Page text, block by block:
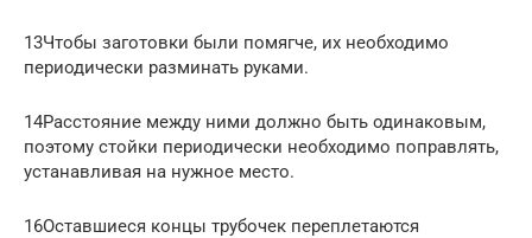
13Чтобы заготовки были помягче, их необходимо
периодически разминать руками.
14Расстояние между ними должно быть одинаковым,
поэтому стойки периодически необходимо поправлять,
устанавливая на нужное место.
16Оставшиеся концы трубочек переплетаются